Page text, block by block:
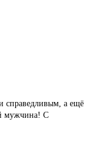
справедливым, а ещё
мужчина! С